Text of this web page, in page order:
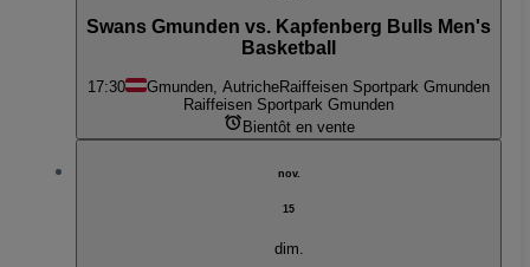
Swans Gmunden vs. Kapfenberg Bulls Men's
Basketball
17:30 Gmunden, AutricheRaiffeisen Sportpark Gmunden
Raiffeisen Sportpark Gmunden
Bientôt en vente
nov.
15
dim.